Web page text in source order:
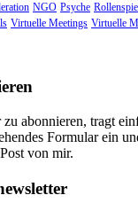
NGO Psyche
Virtuelle Meetings Virtuelle
abonnieren, tragt
Formular ein
von mir.